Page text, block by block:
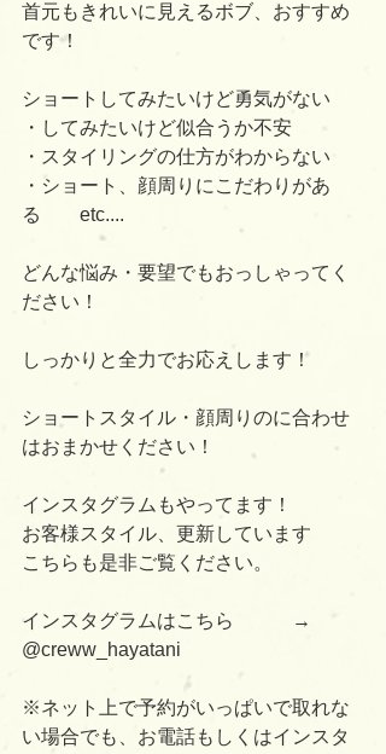
首元もきれいに見えるボブ、おすすめ
です！
ショートしてみたいけど勇気がない
・してみたいけど似合うか不安
・スタイリングの仕方がわからない
・ショート、顔周りにこだわりがあ
る　　etc....
どんな悩み・要望でもおっしゃってく
ださい！
しっかりと全力でお応えします！
ショートスタイル・顔周りのに合わせ
はおまかせください！
インスタグラムもやってます！
お客様スタイル、更新しています
こちらも是非ご覧ください。
インスタグラムはこちら　　　→
@creww_hayatani
※ネット上で予約がいっぱいで取れな
い場合でも、お電話もしくはインスタ